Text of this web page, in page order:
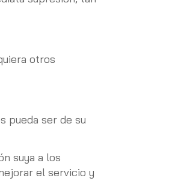
otros
pueda ser de su
suya a los
el servicio y